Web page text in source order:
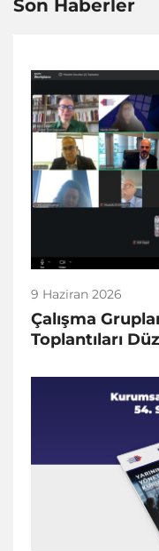
Son Haberler
9 Haziran 2026
Çalışma
Toplantıları